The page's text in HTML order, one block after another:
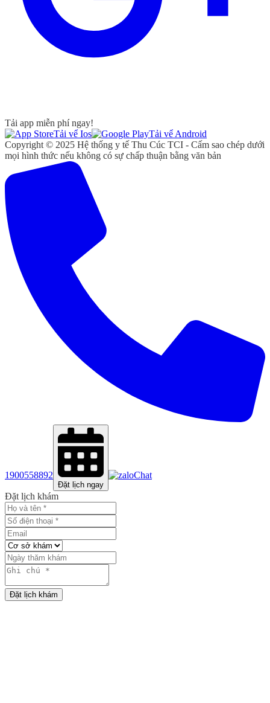
Tải app miễn phí ngay!
Tải vể Ios
Tải vể Android
Copyright © 2025 Hệ thống y tế Thu Cúc TCI - Cấm sao chép dưới
mọi hình thức nếu không có sự chấp thuận bằng văn bản
1900558892
Đặt lịch ngay
Chat
Đặt lịch khám
Đặt lịch khám